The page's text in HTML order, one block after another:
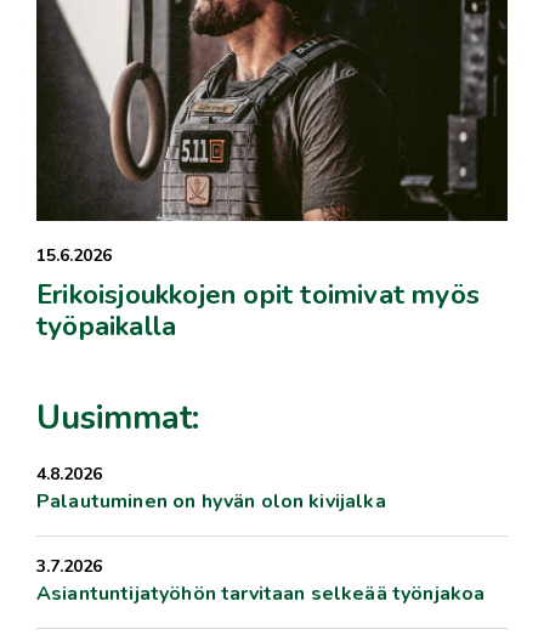
15.6.2026
Erikoisjoukkojen opit toimivat myös
työpaikalla
Uusimmat:
4.8.2026
Palautuminen on hyvän olon kivijalka
3.7.2026
Asiantuntijatyöhön tarvitaan selkeää työnjakoa